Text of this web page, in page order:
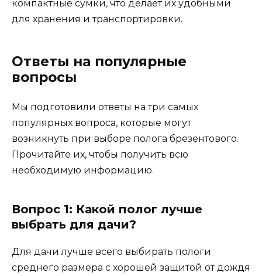
компактные сумки, что делает их удобными
для хранения и транспортировки.
Ответы на популярные
вопросы
Мы подготовили ответы на три самых
популярных вопроса, которые могут
возникнуть при выборе полога брезентового.
Прочитайте их, чтобы получить всю
необходимую информацию.
Вопрос 1: Какой полог лучше
выбрать для дачи?
Для дачи лучше всего выбирать пологи
среднего размера с хорошей защитой от дождя